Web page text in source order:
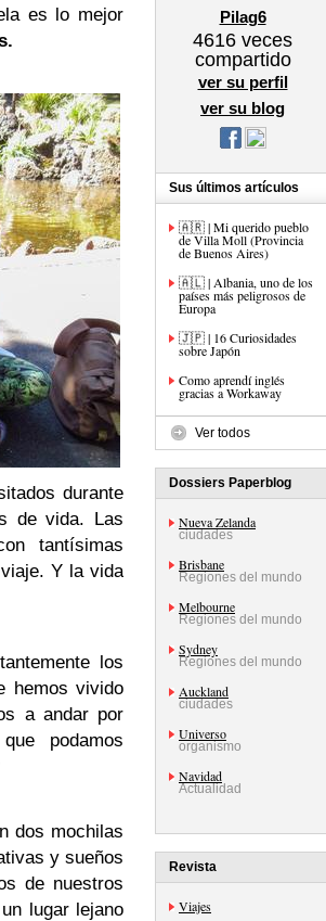
es lo mejor
durante
de vida. Las
tantísimas
Y la vida
los
hemos vivido
a andar por
podamos
dos mochilas
y sueños
de nuestros
lugar lejano
Pilag6
4616 veces
compartido
ver su perfil
ver su blog
Sus últimos artículos
🇦🇷 | Mi querido pueblo
de Villa Moll (Provincia
de Buenos Aires)
🇦🇱 | Albania, uno de los
países más peligrosos de
Europa
🇯🇵 | 16 Curiosidades
sobre Japón
Como aprendí inglés
gracias a Workaway
Ver todos
Dossiers Paperblog
Nueva Zelanda
ciudades
Brisbane
Regiones del mundo
Melbourne
Regiones del mundo
Sydney
Regiones del mundo
Auckland
ciudades
Universo
organismo
Navidad
Actualidad
Revista
Viajes